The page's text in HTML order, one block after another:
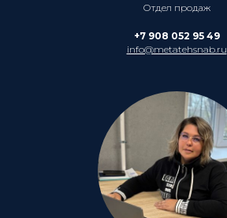
Отдел продаж
+7 908 052 95 49
info@metatehsnab.ru